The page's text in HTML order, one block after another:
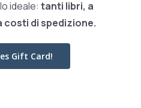
ideale: tanti libri, a
costi di spedizione.
Gift Card!